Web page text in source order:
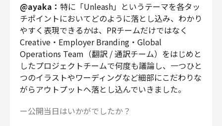
@ayaka： 特に「Unleash」というテーマを各タッ
チポイントにおいてどのように落とし込み、わかり
やすく表現できるかは、PRチームだけではなく
Creative・Employer Branding・Global
Operations Team（翻訳 / 通訳チーム）をはじめと
したプロジェクトチームで何度も議論し、一つひと
つのイラストやワーディングなど細部にこだわりな
がらアウトプットへ落とし込んでいきました。
ー公開当日はいかがでしたか？